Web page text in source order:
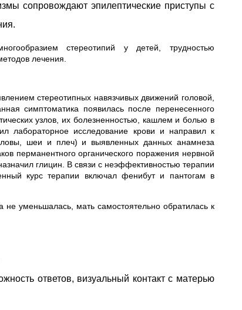
сопровождают эпилептические приступы с
стереотипий у детей, трудностью
лечения.
стереотипных навязчивых движений головой,
симптоматика появилась после перенесенного
узлов, их болезненностью, кашлем и болью в
лабораторное исследование крови и направил к
шеи и плеч) и выявленных данных анамнеза
перманентного органического поражения нервной
глицин. В связи с неэффективностью терапии
курс терапии включал фенибут и пантогам в
уменьшалась, мать самостоятельно обратилась к
ответов, визуальный контакт с матерью